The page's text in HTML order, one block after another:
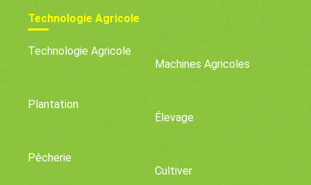
Technologie Agricole
Technologie Agricole
Machines Agricoles
Plantation
Élevage
Pêcherie
Cultiver